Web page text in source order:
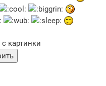
картинки